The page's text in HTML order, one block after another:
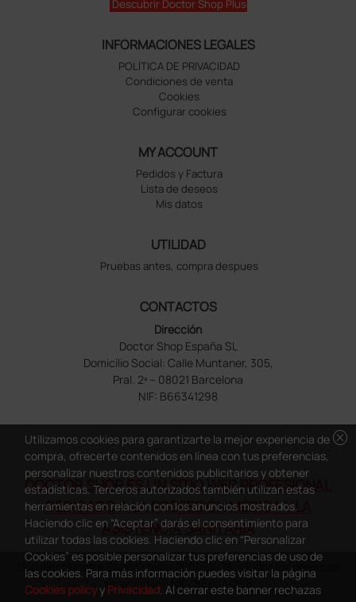
Descubrir Doctor Shop Plus
INFORMACIONES LEGALES
POLÍTICA DE PRIVACIDAD
Condiciones de venta
Cookies
Configurar cookies
MY ACCOUNT
Pedidos y Factura
Lista de deseos
Mis datos
UTILIDAD
Pruebas antes, compra despues
CONTACTOS
Dirección
Doctor Shop España SL
Domicilio Social: Calle Muntaner, 305,
Pral. 2ª – 08021 Barcelona
NIF: B66341298
DOCTOR SHOP ES UN SITIO WEB PROFESIONAL
DEDICADO A LA PROFESIÓN MÉDICA Y LA
ASISTENCIA SANITARIA
Copyright Doctor Shop España 2005-2026 - Todos los derechos
reservados - NIF.: B66341298
cancel
Utilizamos cookies para garantizarte la mejor experiencia de
compra, ofrecerte contenidos en línea con tus preferencias,
personalizar nuestros contenidos publicitarios y obtener
estadísticas. Terceros autorizados también utilizan estas
herramientas en relación con los anuncios mostrados.
Haciendo clic en “Aceptar” darás el consentimiento para
utilizar todas las cookies. Haciendo clic en “Personalizar
Cookies” es posible personalizar tus preferencias de uso de
las cookies. Para más información puedes visitar la página
Cookies policyy Privacidad. Al cerrar este banner rechazas